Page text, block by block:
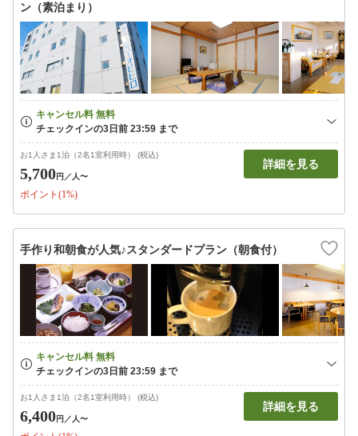
ン（素泊まり）
お1人さま1泊（2名1室利用時） (税込)
5,700円 ／人〜
ポイント(1%)
詳細を見る
手作り和朝食が人気♪スタンダードプラン（朝食付）
お1人さま1泊（2名1室利用時） (税込)
6,400円 ／人〜
詳細を見る